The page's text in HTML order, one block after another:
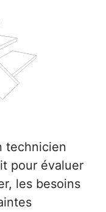
technicien
pour évaluer
les besoins